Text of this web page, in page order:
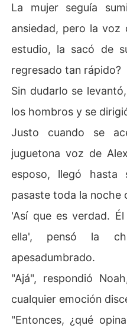
La mujer seguía
ansiedad, pero la voz
estudio, la sacó de
regresado tan rápido?
Sin dudarlo se
los hombros y se
Justo cuando se
juguetona voz de
esposo, llegó hasta
pasaste toda la noche
'Así que es verdad.
ella', pensó la
apesadumbrado.
"Ajá", respondió
cualquier emoción
"Entonces, ¿qué